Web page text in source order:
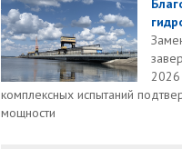
2026
комплексных испытаний
мощности